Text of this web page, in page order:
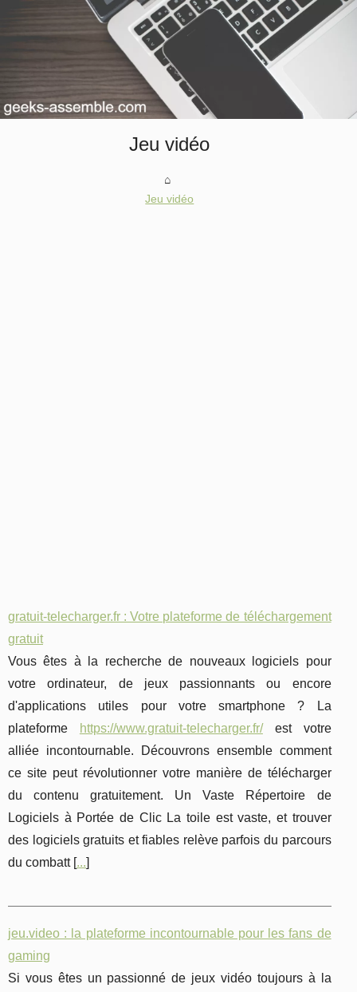
Jeu vidéo
Jeu vidéo
gratuit-telecharger.fr : Votre plateforme de téléchargement
gratuit
Vous êtes à la recherche de nouveaux logiciels pour
votre ordinateur, de jeux passionnants ou encore
d'applications utiles pour votre smartphone ? La
plateforme
https://www.gratuit-telecharger.fr/est votre
alliée incontournable. Découvrons ensemble comment
ce site peut révolutionner votre manière de télécharger
du contenu gratuitement. Un Vaste Répertoire de
Logiciels à Portée de Clic La toile est vaste, et trouver
des logiciels gratuits et fiables relève parfois du parcours
du combatt [...]
jeu.video : la plateforme incontournable pour les fans de
gaming
Si vous êtes un passionné de jeux vidéo toujours à la